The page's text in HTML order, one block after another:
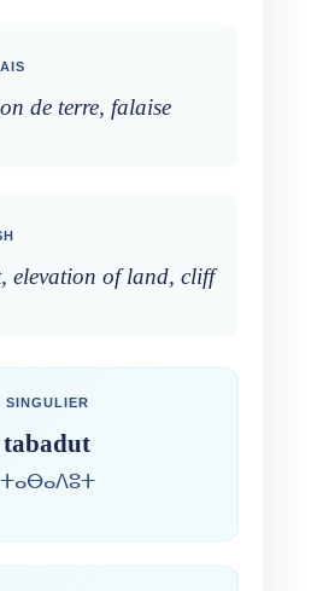
de terre, falaise
elevation of land, cliff
SINGULIER
tabadut
ⵜⴰⴱⴰⴷⵓⵜ